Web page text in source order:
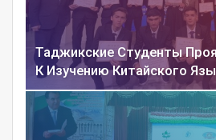
Таджикские Студенты
К Изучению Китайского